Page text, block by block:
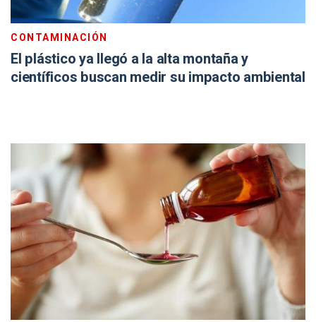
CONTAMINACIÓN
El plástico ya llegó a la alta montaña y
científicos buscan medir su impacto ambiental